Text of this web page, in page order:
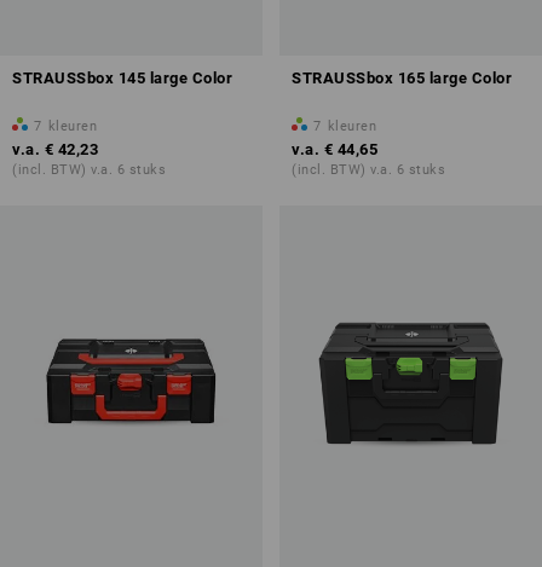
STRAUSSbox 145 large Color
7 kleuren
v.a. € 42,23
(incl. BTW) v.a. 6 stuks
STRAUSSbox 165 large Color
7 kleuren
v.a. € 44,65
(incl. BTW) v.a. 6 stuks